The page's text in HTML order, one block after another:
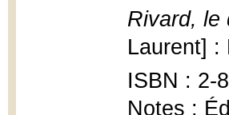
Rivard, le
Laurent] :
ISBN : 2-
Notes :